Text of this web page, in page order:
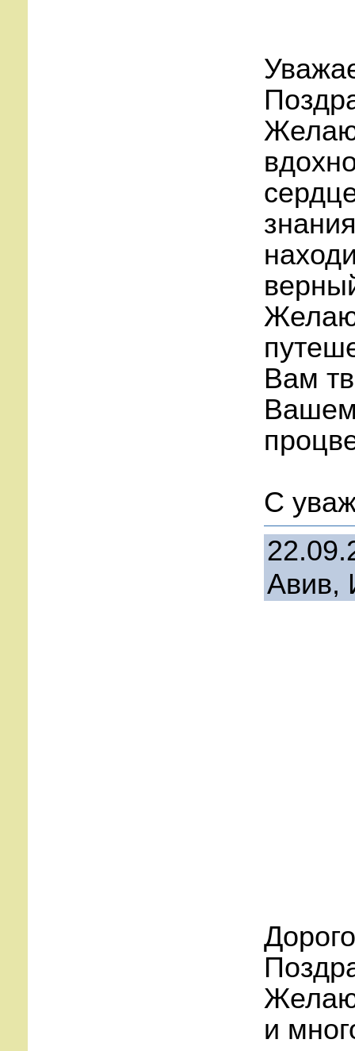
Желаю
Желаю
Вам
С
Авив,
Желаю
и